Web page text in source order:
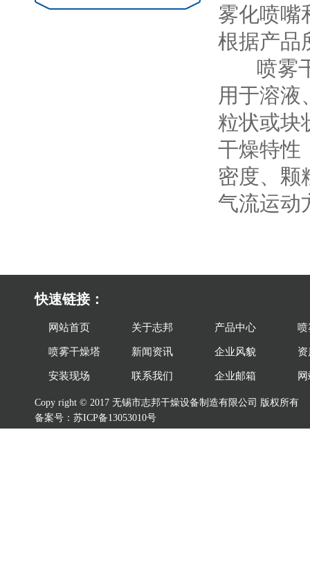
雾化喷嘴
根据产品
喷雾干
用于溶液
粒状或块
干燥特性
密度、颗
气流运动
快速链接：
网站首页 关于志邦 产品中心 喷
喷雾干燥塔 新闻资讯 企业风貌
安装现场 联系我们 企业邮箱
Copy right © 2017 无锡市志邦干燥设备制造有限公司 版权所有
备案号： 苏ICP备13053010号